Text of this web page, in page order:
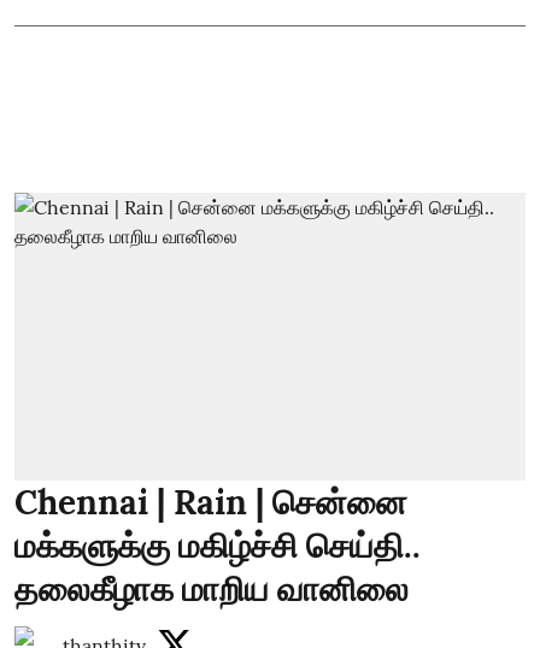
Chennai | Rain | சென்னை
மக்களுக்கு மகிழ்ச்சி செய்தி..
தலைகீழாக மாறிய வானிலை